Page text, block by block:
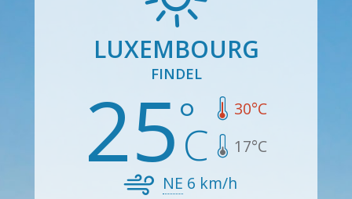
LUXEMBOURG
FINDEL
25 30°C
17°C
NE 6 km/h